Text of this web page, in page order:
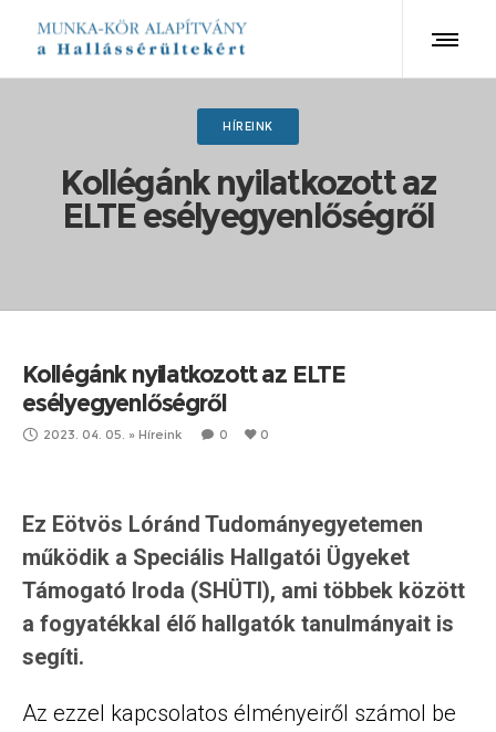
HÍREINK
Kollégánk nyilatkozott az
ELTE esélyegyenlőségről
Kollégánk nyilatkozott az ELTE
esélyegyenlőségről
2023. 04. 05. » Híreink 0 0
Ez Eötvös Lóránd Tudományegyetemen
működik a Speciális Hallgatói Ügyeket
Támogató Iroda (SHÜTI), ami többek között
a fogyatékkal élő hallgatók tanulmányait is
segíti.
Az ezzel kapcsolatos élményeiről számol be